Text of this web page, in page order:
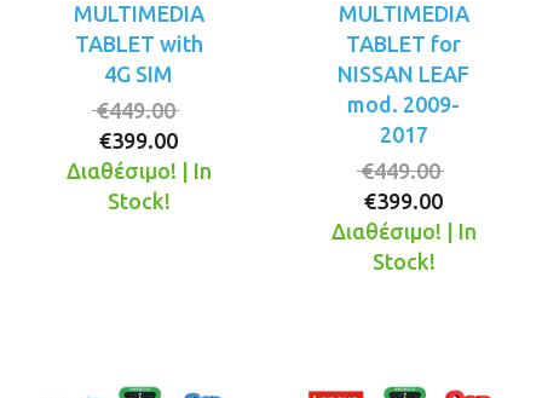
MULTIMEDIA
TABLET with
4G SIM
€449.00
was:
€399.00
τρέχουσα
Διαθέσιμο! | In
Stock!
MULTIMEDIA
TABLET for
NISSAN LEAF
mod. 2009-
2017
€449.00
was:
€399.00
Διαθέσιμο! | In
Stock!